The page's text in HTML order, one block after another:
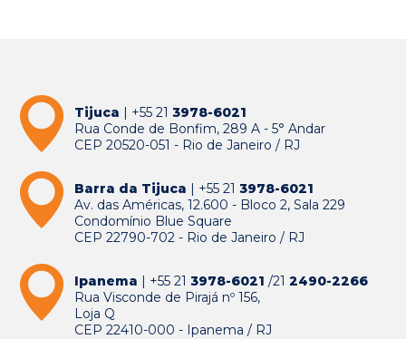
Tijuca | +55 213978-6021
Rua Conde de Bonfim, 289 A - 5° Andar
CEP 20520-051 - Rio de Janeiro / RJ
Barra da Tijuca | +55 213978-6021
Av. das Américas, 12.600 - Bloco 2, Sala 229
Condomínio Blue Square
CEP 22790-702 - Rio de Janeiro / RJ
Ipanema | +55 213978-6021 /212490-2266
Rua Visconde de Pirajá nº 156,
Loja Q
CEP 22410-000 - Ipanema / RJ